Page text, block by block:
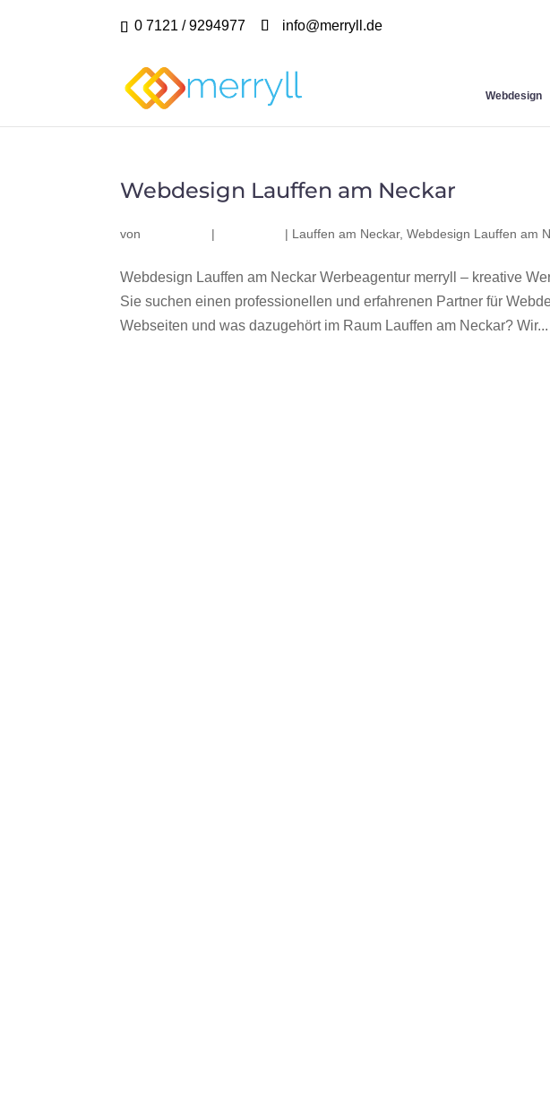
0 7121 / 9294977 info@merryll.de
Webdesign
Webdesign Lauffen am Neckar
von | | Lauffen am Neckar,Webdesign Lauffen am
Webdesign Lauffen am Neckar Werbeagentur merryll – kreative
Sie suchen einen professionellen und erfahrenen Partner für
Webseiten und was dazugehört im Raum Lauffen am Neckar? Wir...